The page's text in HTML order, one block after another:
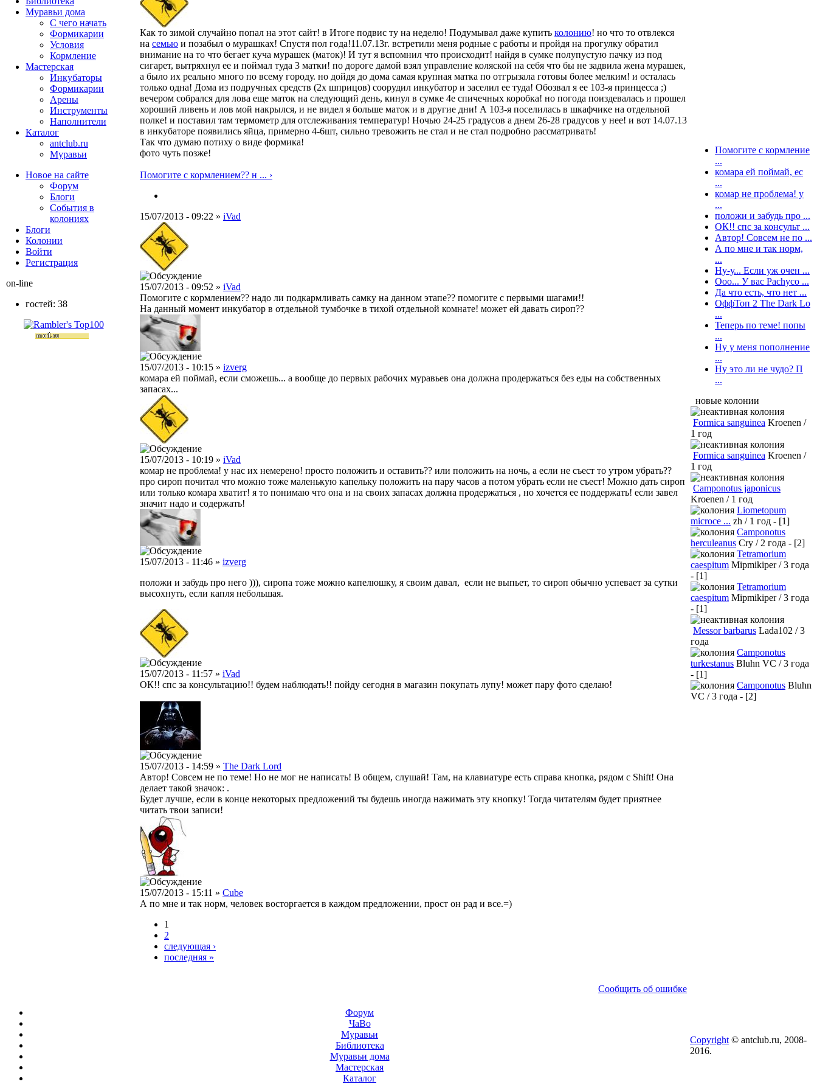
Как то зимой случайно попал на этот сайт! в Итоге подвис ту на неделю! Подумывал даже купить колонию! но что то отвлекся
на семью и позабыл о мурашках! Спустя пол года!11.07.13г. встретили меня родные с работы и пройдя на прогулку обратил
внимание на то что бегает куча мурашек (маток)! И тут я вспомнил что происходит! найдя в сумке полупустую пачку из под
сигарет, вытряхнул ее и поймал туда 3 матки! по дороге дамой взял управление коляской на себя что бы не задвила жена мурашек,
а было их реально много по всему городу. но дойдя до дома самая крупная матка по отгрызала готовы более мелким! и осталась
только одна! Дома из подручных средств (2х шприцов) соорудил инкубатор и заселил ее туда! Обозвал я ее 103-я принцесса ;)
вечером собрался для лова еще маток на следующий день, кинул в сумке 4е спичечных коробка! но погода поиздевалась и прошел
хороший ливень и лов мой накрылся, и не видел я больше маток и в другие дни! А 103-я поселилась в шкафчике на отдельной
полке! и поставил там термометр для отслеживания температур! Ночью 24-25 градусов а днем 26-28 градусов у нее! и вот 14.07.13
в инкубаторе появились яйца, примерно 4-6шт, сильно тревожить не стал и не стал подробно рассматривать!
Так что думаю потиху о виде формика!
фото чуть позже!
Помогите с кормлением?? н ... ›
15/07/2013 - 09:22 » iVad
15/07/2013 - 09:52 » iVad
Помогите с кормлением?? надо ли подкармливать самку на данном этапе?? помогите с первыми шагами!!
На данный момент инкубатор в отдельной тумбочке в тихой отдельной комнате! может ей давать сироп??
15/07/2013 - 10:15 » izverg
комара ей поймай, если сможешь... а вообще до первых рабочих муравьев она должна продержаться без еды на собственных
запасах...
15/07/2013 - 10:19 » iVad
комар не проблема! у нас их немерено! просто положить и оставить?? или положить на ночь, а если не съест то утром убрать??
про сироп почитал что можно тоже маленькую капельку положить на пару часов а потом убрать если не съест! Можно дать сироп
или только комара хватит! я то понимаю что она и на своих запасах должна продержаться , но хочется ее поддержать! если завел
значит надо и содержать!
15/07/2013 - 11:46 » izverg
положи и забудь про него ))), сиропа тоже можно капелюшку, я своим давал, если не выпьет, то сироп обычно успевает за сутки
высохнуть, если капля небольшая.
15/07/2013 - 11:57 » iVad
ОК!! спс за консультацию!! будем наблюдать!! пойду сегодня в магазин покупать лупу! может пару фото сделаю!
15/07/2013 - 14:59 » The Dark Lord
Автор! Совсем не по теме! Но не мог не написать! В общем, слушай! Там, на клавиатуре есть справа кнопка, рядом с Shift! Она
делает такой значок: .
Будет лучше, если в конце некоторых предложений ты будешь иногда нажимать эту кнопку! Тогда читателям будет приятнее
читать твои записи!
15/07/2013 - 15:11 » Cube
А по мне и так норм, человек восторгается в каждом предложении, прост он рад и все.=)
1
2
следующая ›
последняя »
Сообщить об ошибке
Муравьи дома
С чего начать
Формикарии
Условия
Кормление
Мастерская
Инкубаторы
Формикарии
Арены
Инструменты
Наполнители
Каталог
antclub.ru
Муравьи
Новое на сайте
Форум
Блоги
События в
колониях
Блоги
Колонии
Войти
Peгиcтpaция
on-line
гостей: 38
Помогите с кормление
...
комара ей поймай, ес
...
комар не проблема! у
...
положи и забудь про ...
ОК!! спс за консульт ...
Автор! Совсем не по ...
А по мне и так норм,
...
Ну-у... Если уж очен ...
Ооо... У вас Pachyco ...
Да что есть, что нет ...
ОффТоп 2 The Dark Lo
...
Теперь по теме! попы
...
Ну у меня пополнение
...
Ну это ли не чудо? П
...
новые колонии
Formica sanguinea Kroenen /
1 год
Formica sanguinea Kroenen /
1 год
Camponotus japonicus
Kroenen / 1 год
Liometopum
microce ... zh / 1 год - [1]
Camponotus
herculeanus Cry / 2 года - [2]
Tetramorium
caespitum Mipmikiper / 3 года
- [1]
Tetramorium
caespitum Mipmikiper / 3 года
- [1]
Messor barbarus Lada102 / 3
года
Camponotus
turkestanus Bluhn VC / 3 года
- [1]
Camponotus Bluhn
VC / 3 года - [2]
Форум
ЧаВо
Муравьи
Библиотека
Муравьи дома
Мастерская
Каталог
Copyright © antclub.ru, 2008-
2016.